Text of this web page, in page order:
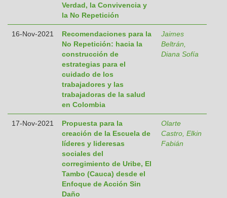
Verdad, la Convivencia y
la No Repetición
16-Nov-2021
Recomendaciones para la
No Repetición: hacia la
construcción de
estrategias para el
cuidado de los
trabajadores y las
trabajadoras de la salud
en Colombia
Jaimes
Beltrán,
Diana Sofía
17-Nov-2021
Propuesta para la
creación de la Escuela de
líderes y lideresas
sociales del
corregimiento de Uribe, El
Tambo (Cauca) desde el
Enfoque de Acción Sin
Daño
Olarte
Castro, Elkin
Fabián